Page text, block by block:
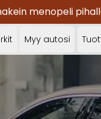
menopeli
Myy autosi